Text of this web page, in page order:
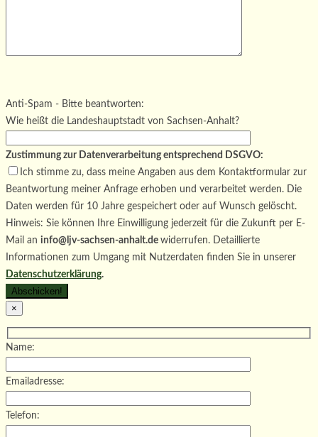
Bitte lasse dieses Feld leer.
Anti-Spam - Bitte beantworten:
Wie heißt die Landeshauptstadt von Sachsen-Anhalt?
Zustimmung zur Datenverarbeitung entsprechend DSGVO:
Ich stimme zu, dass meine Angaben aus dem Kontaktformular zur
Beantwortung meiner Anfrage erhoben und verarbeitet werden. Die
Daten werden für 10 Jahre gespeichert oder auf Wunsch gelöscht.
Hinweis: Sie können Ihre Einwilligung jederzeit für die Zukunft per E-
Mail an info@ljv-sachsen-anhalt.de widerrufen. Detaillierte
Informationen zum Umgang mit Nutzerdaten finden Sie in unserer
Datenschutzerklärung.
×
Name:
Emailadresse:
Telefon: